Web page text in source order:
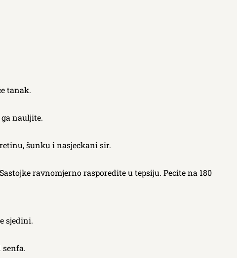
tanak.
nauljite.
šunku i nasjeckani sir.
ravnomjerno rasporedite u tepsiju. Pecite na 180
sjedini.
senfa.